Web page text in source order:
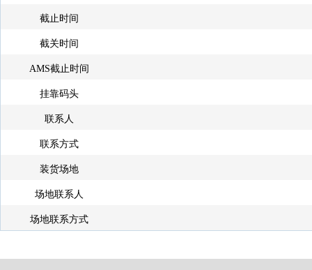
截止时间
截关时间
AMS截止时间
挂靠码头
联系人
联系方式
装货场地
场地联系人
场地联系方式